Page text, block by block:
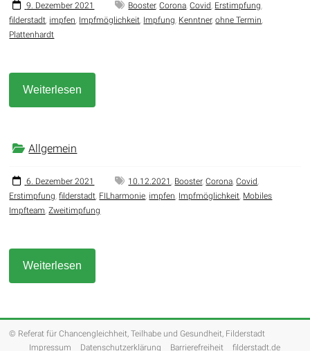
9. Dezember 2021 Booster,Corona,Covid , Erstimpfung,
filderstadt, impfen, Impfmöglichkeit, Impfung, Kenntner,ohne Termin,
Plattenhardt
Weiterlesen
Allgemein
6. Dezember 2021 10.12.2021 , Booster,Corona,Covid ,
Erstimpfung,filderstadt, FILharmonie, impfen, Impfmöglichkeit, Mobiles
Impfteam,Zweitimpfung
Weiterlesen
© Referat für Chancengleichheit, Teilhabe und Gesundheit, Filderstadt
Impressum
Datenschutzerklärung Barrierefreiheit filderstadt.de